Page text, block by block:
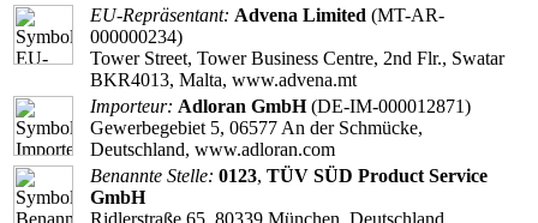
EU-Repräsentant: Advena Limited (MT-AR-
000000234)
Tower Street, Tower Business Centre, 2nd Flr., Swatar
BKR4013, Malta, www.advena.mt
Importeur: Adloran GmbH(DE-IM-000012871)
Gewerbegebiet 5, 06577 An der Schmücke,
Deutschland, www.adloran.com
Benannte Stelle: 0123, TÜV SÜD Product Service
GmbH
Ridlerstraße 65, 80339 München, Deutschland,